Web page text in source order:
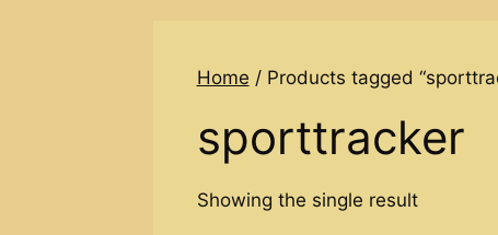
Home / Products tagged
sporttracker
Showing the single result